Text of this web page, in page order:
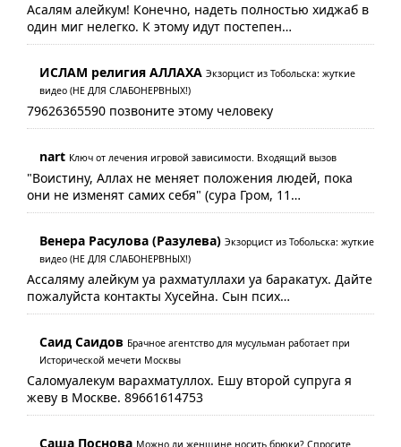
Асалям алейкум! Конечно, надеть полностью хиджаб в
один миг нелегко. К этому идут постепен…
ИСЛАМ религия АЛЛАХА Экзорцист из Тобольска: жуткие
видео (НЕ ДЛЯ СЛАБОНЕРВНЫХ!)
79626365590 позвоните этому человеку
nart Ключ от лечения игровой зависимости. Входящий вызов
"Воистину, Аллах не меняет положения людей, пока
они не изменят самих себя" (сура Гром, 11…
Венера Расулова (Разулева) Экзорцист из Тобольска: жуткие
видео (НЕ ДЛЯ СЛАБОНЕРВНЫХ!)
Ассаляму алейкум уа рахматуллахи уа баракатух. Дайте
пожалуйста контакты Хусейна. Сын псих…
Саид Саидов Брачное агентство для мусульман работает при
Исторической мечети Москвы
Саломуалекум варахматуллох. Ешу второй супруга я
жеву в Москве. 89661614753
Саша Поснова